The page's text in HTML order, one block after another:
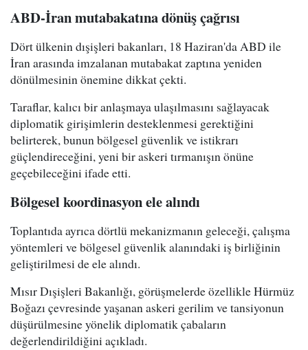
ABD-İran mutabakatına dönüş çağrısı
Dört ülkenin dışişleri bakanları, 18 Haziran'da ABD ile
İran arasında imzalanan mutabakat zaptına yeniden
dönülmesinin önemine dikkat çekti.
Taraflar, kalıcı bir anlaşmaya ulaşılmasını sağlayacak
diplomatik girişimlerin desteklenmesi gerektiğini
belirterek, bunun bölgesel güvenlik ve istikrarı
güçlendireceğini, yeni bir askeri tırmanışın önüne
geçebileceğini ifade etti.
Bölgesel koordinasyon ele alındı
Toplantıda ayrıca dörtlü mekanizmanın geleceği, çalışma
yöntemleri ve bölgesel güvenlik alanındaki iş birliğinin
geliştirilmesi de ele alındı.
Mısır Dışişleri Bakanlığı, görüşmelerde özellikle Hürmüz
Boğazı çevresinde yaşanan askeri gerilim ve tansiyonun
düşürülmesine yönelik diplomatik çabaların
değerlendirildiğini açıkladı.